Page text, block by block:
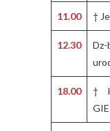
11.00 †
12.30
Dz-
18.00
†